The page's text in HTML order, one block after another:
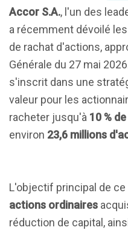
Accor S.A., l'un des
a récemment dévoilé
de rachat d'actions,
Générale du 27 mai
s'inscrit dans une
valeur pour les
racheter jusqu'à 10 %
environ 23,6 millions
L'objectif principal de
actions ordinaires
réduction de capital,